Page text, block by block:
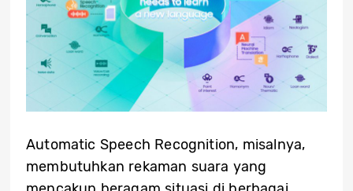
Automatic Speech Recognition, misalnya,
membutuhkan rekaman suara yang